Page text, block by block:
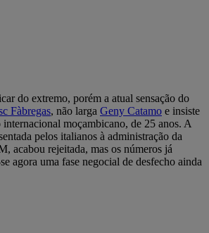
do extremo, porém a atual sensação do
Fàbregas, não larga Geny Catamo e insiste
internacional moçambicano, de 25 anos. A
pelos italianos à administração da
acabou rejeitada, mas os números já
agora uma fase negocial de desfecho ainda